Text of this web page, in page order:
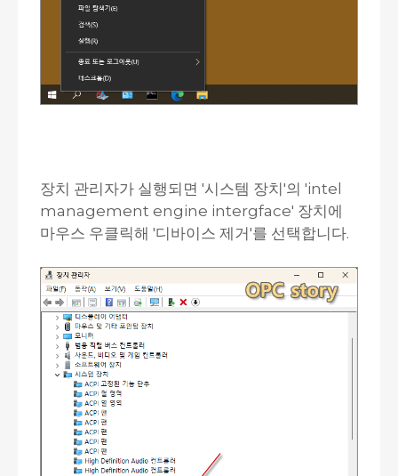
장치 관리자가 실행되면 '시스템 장치'의 'intel
management engine intergface' 장치에
마우스 우클릭해 '디바이스 제거'를 선택합니다.